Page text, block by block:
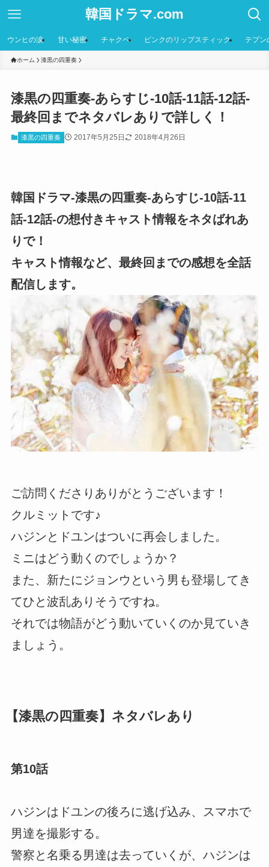
韓国ドラマ.com
ウンヒの涙 甘い秘密 チャクペ ピンクのリップスティック テプン
ホーム 漆黒の四重奏
漆黒の四重奏-あらすじ-10話-11話-12話-
最終回までネタバレありで詳しく！
漆黒の四重奏 2017年5月25日 2018年4月26日
韓国ドラマ-漆黒の四重奏-あらすじ-10話-11
話-12話-の想付きキャスト情報をネタばれあ
りで！
キャスト情報など、最終回までの感想を全話
配信します。
ご訪問くださりありがとうございます！
クルミットです♪
ハジンとドユンはついに再会しました。
ミニはどう動くのでしょうか？
また、新たにジョンウという男も登場してき
てひと波乱ありそうですね。
それでは物語がどう動いていくのか見ていき
ましょう。
【漆黒の四重奏】ネタバレあり
第10話
ハジンはドユンの後ろに逃げ込み、スマホで
男達を撮影する。
警察と名乗る男達は去っていくが、ハジンは